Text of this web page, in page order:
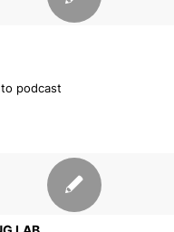
podcast